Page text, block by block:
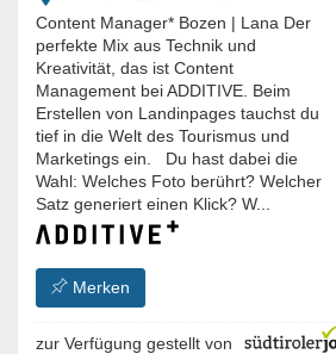
Content Manager* Bozen | Lana Der
perfekte Mix aus Technik und
Kreativität, das ist Content
Management bei ADDITIVE. Beim
Erstellen von Landinpages tauchst du
tief in die Welt des Tourismus und
Marketings ein. Du hast dabei die
Wahl: Welches Foto berührt? Welcher
Satz generiert einen Klick? W...
Merken
zur Verfügung gestellt von